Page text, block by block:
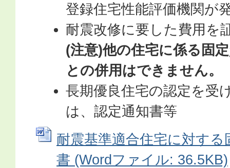
登録住宅性能評価機関が
耐震改修に要した費用を
(注意)他の住宅に係る固
との併用はできません。
長期優良住宅の認定を受
は、認定通知書等
耐震基準適合住宅に対する
書 (Wordファイル: 36.5KB)